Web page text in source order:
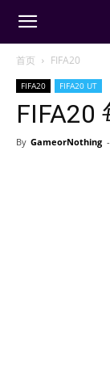
首页 FIFA20
FIFA20 FIFA20 UT
FIFA20
By GameorNothing -